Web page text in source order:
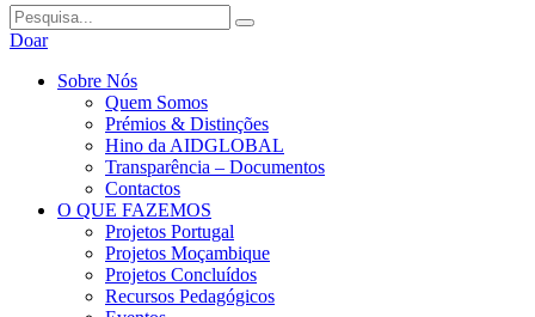
Doar
Sobre Nós
Quem Somos
Prémios & Distinções
Hino da AIDGLOBAL
Transparência – Documentos
Contactos
O QUE FAZEMOS
Projetos Portugal
Projetos Moçambique
Projetos Concluídos
Recursos Pedagógicos